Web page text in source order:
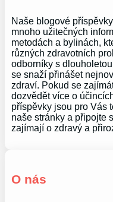
Naše blogové
mnoho užitečných
metodách a bylinách,
různých zdravotních
odborníky s
se snaží přinášet
zdraví. Pokud se
dozvědět více o
příspěvky jsou pro Vás
naše stránky a připojte
zajímají o zdravý a
O nás